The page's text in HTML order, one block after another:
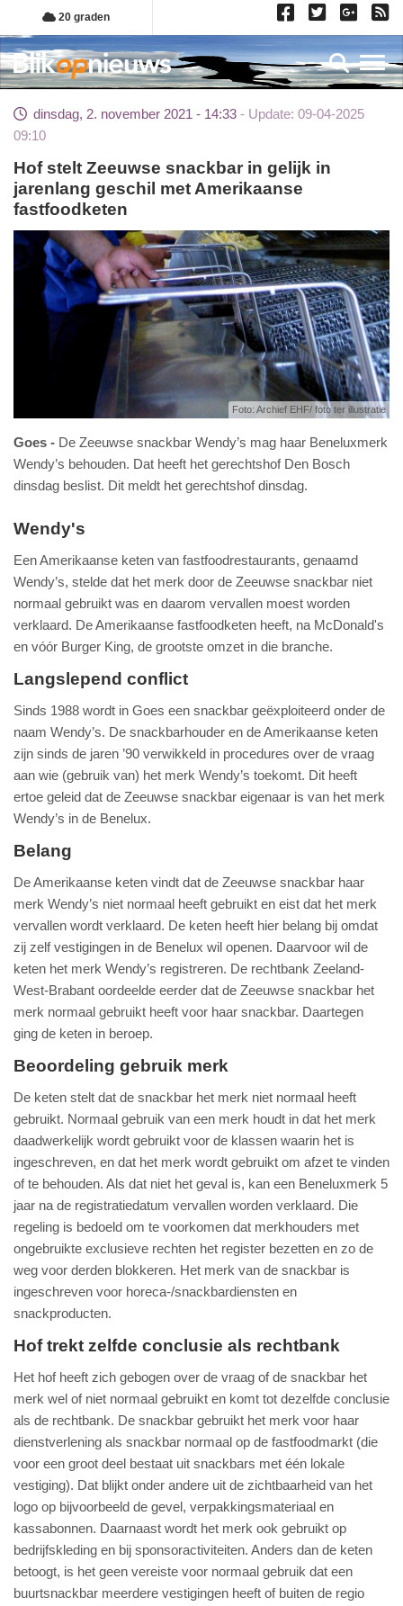
Overslaan
en
naar
de
gaan
20 graden
dinsdag, 2. november 2021 - 14:33
Update: 09-04-2025
09:10
Hof stelt Zeeuwse snackbar in gelijk in
jarenlang geschil met Amerikaanse
fastfoodketen
Foto: Archief EHF/ foto ter illustratie
Goes
De Zeeuwse snackbar Wendy’s mag haar Beneluxmerk
Wendy’s behouden. Dat heeft het gerechtshof Den Bosch
dinsdag beslist. Dit meldt het gerechtshof dinsdag.
Wendy's
Een Amerikaanse keten van fastfoodrestaurants, genaamd
Wendy’s, stelde dat het merk door de Zeeuwse snackbar niet
normaal gebruikt was en daarom vervallen moest worden
verklaard. De Amerikaanse fastfoodketen heeft, na McDonald's
en vóór Burger King, de grootste omzet in die branche.
Langslepend conflict
Sinds 1988 wordt in Goes een snackbar geëxploiteerd onder de
naam Wendy’s. De snackbarhouder en de Amerikaanse keten
zijn sinds de jaren ’90 verwikkeld in procedures over de vraag
aan wie (gebruik van) het merk Wendy’s toekomt. Dit heeft
ertoe geleid dat de Zeeuwse snackbar eigenaar is van het merk
Wendy’s in de Benelux.
Belang
De Amerikaanse keten vindt dat de Zeeuwse snackbar haar
merk Wendy’s niet normaal heeft gebruikt en eist dat het merk
vervallen wordt verklaard. De keten heeft hier belang bij omdat
zij zelf vestigingen in de Benelux wil openen. Daarvoor wil de
keten het merk Wendy’s registreren. De rechtbank Zeeland-
West-Brabant oordeelde eerder dat de Zeeuwse snackbar het
merk normaal gebruikt heeft voor haar snackbar. Daartegen
ging de keten in beroep.
Beoordeling gebruik merk
De keten stelt dat de snackbar het merk niet normaal heeft
gebruikt. Normaal gebruik van een merk houdt in dat het merk
daadwerkelijk wordt gebruikt voor de klassen waarin het is
ingeschreven, en dat het merk wordt gebruikt om afzet te vinden
of te behouden. Als dat niet het geval is, kan een Beneluxmerk 5
jaar na de registratiedatum vervallen worden verklaard. Die
regeling is bedoeld om te voorkomen dat merkhouders met
ongebruikte exclusieve rechten het register bezetten en zo de
weg voor derden blokkeren. Het merk van de snackbar is
ingeschreven voor horeca-/snackbardiensten en
snackproducten.
Hof trekt zelfde conclusie als rechtbank
Het hof heeft zich gebogen over de vraag of de snackbar het
merk wel of niet normaal gebruikt en komt tot dezelfde conclusie
als de rechtbank. De snackbar gebruikt het merk voor haar
dienstverlening als snackbar normaal op de fastfoodmarkt (die
voor een groot deel bestaat uit snackbars met één lokale
vestiging). Dat blijkt onder andere uit de zichtbaarheid van het
logo op bijvoorbeeld de gevel, verpakkingsmateriaal en
kassabonnen. Daarnaast wordt het merk ook gebruikt op
bedrijfskleding en bij sponsoractiviteiten. Anders dan de keten
betoogt, is het geen vereiste voor normaal gebruik dat een
buurtsnackbar meerdere vestigingen heeft of buiten de regio